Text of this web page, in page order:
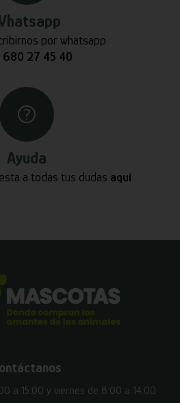
por whatsapp
680 27 45 40
Ayuda
a todas tus dudas aquí
a 15:00 y viernes de 8:00 a 14:00